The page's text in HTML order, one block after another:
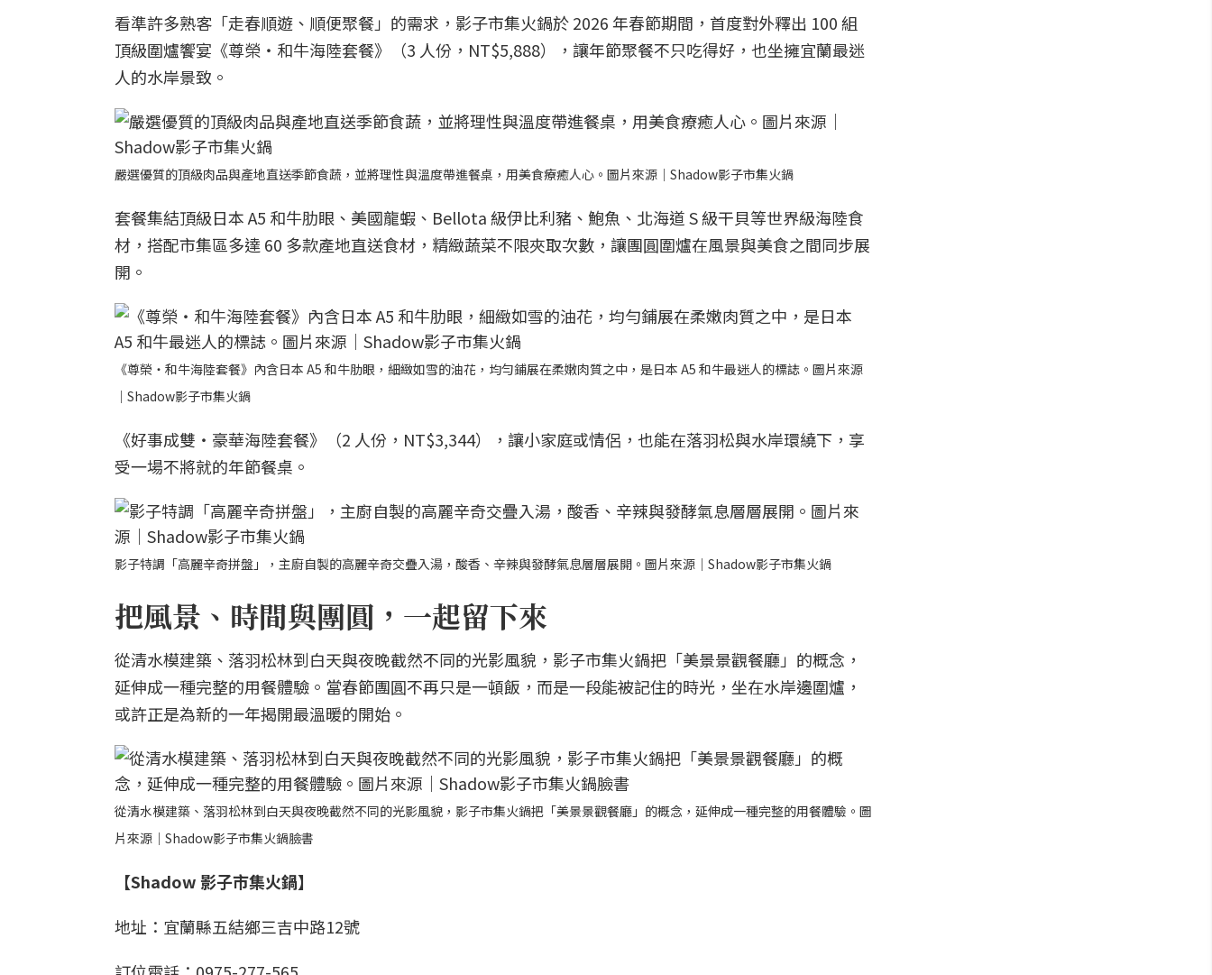
看準許多熟客「走春順遊、順便聚餐」的需求，影子市集火鍋於 2026 年春節期間，首度對外釋出 100 組
頂級圍爐饗宴《尊榮・和牛海陸套餐》（3 人份，NT$5,888），讓年節聚餐不只吃得好，也坐擁宜蘭最迷
人的水岸景致。
嚴選優質的頂級肉品與產地直送季節食蔬，並將理性與溫度帶進餐桌，用美食療癒人心。圖片來源｜Shadow影子市集火鍋
套餐集結頂級日本 A5 和牛肋眼、美國龍蝦、Bellota 級伊比利豬、鮑魚、北海道 S 級干貝等世界級海陸食
材，搭配市集區多達 60 多款產地直送食材，精緻蔬菜不限夾取次數，讓團圓圍爐在風景與美食之間同步展
開。
《尊榮・和牛海陸套餐》內含日本 A5 和牛肋眼，細緻如雪的油花，均勻鋪展在柔嫩肉質之中，是日本 A5 和牛最迷人的標誌。圖片來源
｜Shadow影子市集火鍋
《好事成雙・豪華海陸套餐》（2 人份，NT$3,344），讓小家庭或情侶，也能在落羽松與水岸環繞下，享
受一場不將就的年節餐桌。
影子特調「高麗辛奇拼盤」，主廚自製的高麗辛奇交疊入湯，酸香、辛辣與發酵氣息層層展開。圖片來源｜Shadow影子市集火鍋
把風景、時間與團圓，一起留下來
從清水模建築、落羽松林到白天與夜晚截然不同的光影風貌，影子市集火鍋把「美景景觀餐廳」的概念，
延伸成一種完整的用餐體驗。當春節團圓不再只是一頓飯，而是一段能被記住的時光，坐在水岸邊圍爐，
或許正是為新的一年揭開最溫暖的開始。
從清水模建築、落羽松林到白天與夜晚截然不同的光影風貌，影子市集火鍋把「美景景觀餐廳」的概念，延伸成一種完整的用餐體驗。圖
片來源｜Shadow影子市集火鍋臉書
【Shadow 影子市集火鍋】
地址：宜蘭縣五結鄉三吉中路12號